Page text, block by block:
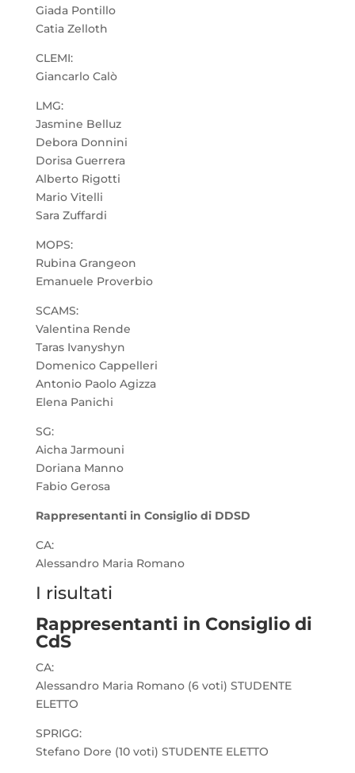
Giada Pontillo
Catia Zelloth
CLEMI:
Giancarlo Calò
LMG:
Jasmine Belluz
Debora Donnini
Dorisa Guerrera
Alberto Rigotti
Mario Vitelli
Sara Zuffardi
MOPS:
Rubina Grangeon
Emanuele Proverbio
SCAMS:
Valentina Rende
Taras Ivanyshyn
Domenico Cappelleri
Antonio Paolo Agizza
Elena Panichi
SG:
Aicha Jarmouni
Doriana Manno
Fabio Gerosa
Rappresentanti in Consiglio di DDSD
CA:
Alessandro Maria Romano
I risultati
Rappresentanti in Consiglio di
CdS
CA:
Alessandro Maria Romano (6 voti) STUDENTE
ELETTO
SPRIGG:
Stefano Dore (10 voti) STUDENTE ELETTO